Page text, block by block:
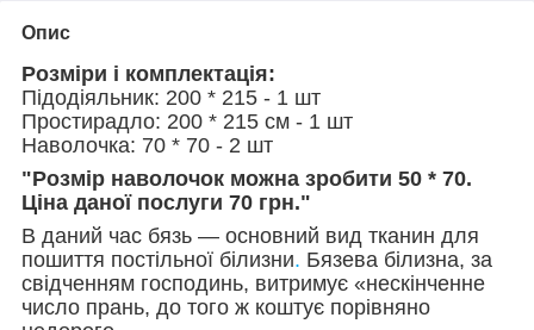
Опис
Розміри і комплектація:
Підодіяльник: 200 * 215 - 1 шт
Простирадло: 200 * 215 см - 1 шт
Наволочка: 70 * 70 - 2 шт
"Розмір наволочок можна зробити 50 * 70.
Ціна даної послуги 70 грн."
В даний час бязь — основний вид тканин для
пошиття постільної білизни. Бязева білизна, за
свідченням господинь, витримує «нескінченне
число прань, до того ж коштує порівняно